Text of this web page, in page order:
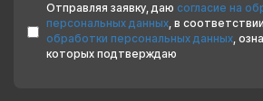
Отправляя заявку, даю согласие на
персональных данных, в
обработки персональных данных,
которых подтверждаю